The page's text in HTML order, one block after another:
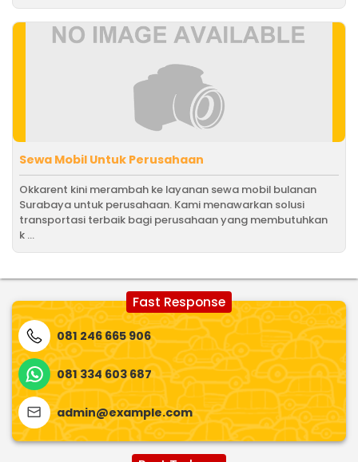
Sewa Mobil Untuk Perusahaan
Okkarent kini merambah ke layanan sewa mobil bulanan
Surabaya untuk perusahaan. Kami menawarkan solusi
transportasi terbaik bagi perusahaan yang membutuhkan
k ...
Fast Response
081 246 665 906
081 334 603 687
admin@example.com